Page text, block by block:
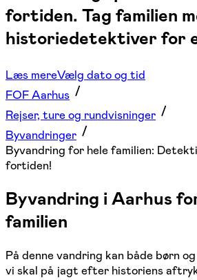
fortiden. Tag familien
historiedetektiver for
Læs mereVælg dato og tid
FOF Aarhus
Rejser, ture og rundvisninger
Byvandringer
Byvandring for hele familien:
fortiden!
Byvandring i Aarhus
familien
På denne vandring kan både børn
vi skal på jagt efter historiens